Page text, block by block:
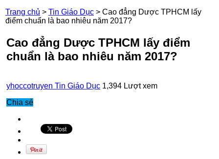
Trang chủ > Tin Giáo Dục > Cao đẳng Dược TPHCM lấy
điểm chuẩn là bao nhiêu năm 2017?
Cao đẳng Dược TPHCM lấy điểm
chuẩn là bao nhiêu năm 2017?
yhoccotruyen Tin Giáo Dục 1,394 Lượt xem
Chia sẻ